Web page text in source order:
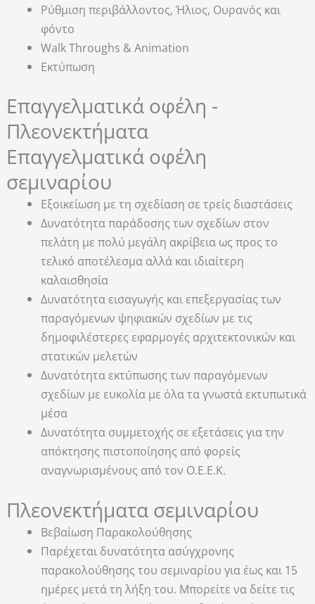
Ρύθμιση περιβάλλοντος, Ήλιος, Ουρανός και
φόντο
Walk Throughs & Animation
Εκτύπωση
Επαγγελματικά οφέλη -
Πλεονεκτήματα
Επαγγελματικά οφέλη
σεμιναρίου
Εξοικείωση με τη σχεδίαση σε τρείς διαστάσεις
Δυνατότητα παράδοσης των σχεδίων στον
πελάτη με πολύ μεγάλη ακρίβεια ως προς το
τελικό αποτέλεσμα αλλά και ιδιαίτερη
καλαισθησία
Δυνατότητα εισαγωγής και επεξεργασίας των
παραγόμενων ψηφιακών σχεδίων με τις
δημοφιλέστερες εφαρμογές αρχιτεκτονικών και
στατικών μελετών
Δυνατότητα εκτύπωσης των παραγόμενων
σχεδίων με ευκολία με όλα τα γνωστά εκτυπωτικά
μέσα
Δυνατότητα συμμετοχής σε εξετάσεις για την
απόκτησης πιστοποίησης από φορείς
αναγνωρισμένους από τον Ο.Ε.Ε.Κ.
Πλεονεκτήματα σεμιναρίου
Βεβαίωση Παρακολούθησης
Παρέχεται δυνατότητα ασύγχρονης
παρακολούθησης του σεμιναρίου για έως και 15
ημέρες μετά τη λήξη του. Μπορείτε να δείτε τις